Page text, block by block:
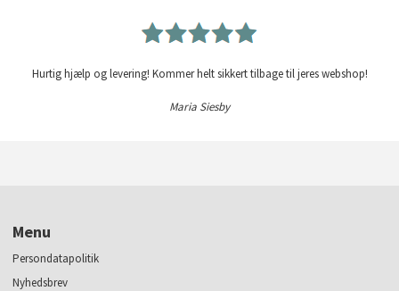
Hurtig hjælp og levering! Kommer helt sikkert tilbage til jeres webshop!
Maria Siesby
Menu
Persondatapolitik
Nyhedsbrev